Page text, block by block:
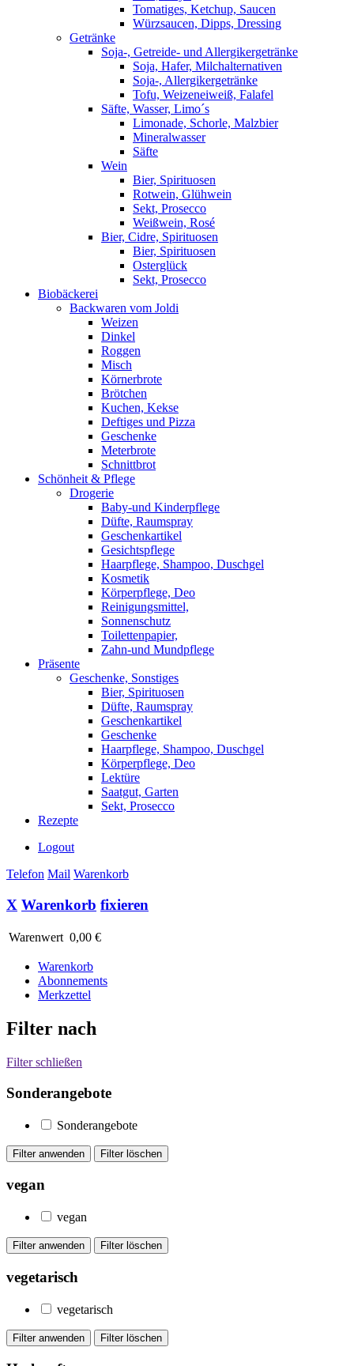
Tomatiges, Ketchup, Saucen
Würzsaucen, Dipps, Dressing
Getränke
Soja-, Getreide- und Allergikergetränke
Soja, Hafer, Milchalternativen
Soja-, Allergikergetränke
Tofu, Weizeneiweiß, Falafel
Säfte, Wasser, Limo´s
Limonade, Schorle, Malzbier
Mineralwasser
Säfte
Wein
Bier, Spirituosen
Rotwein, Glühwein
Sekt, Prosecco
Weißwein, Rosé
Bier, Cidre, Spirituosen
Bier, Spirituosen
Osterglück
Sekt, Prosecco
Biobäckerei
Backwaren vom Joldi
Weizen
Dinkel
Roggen
Misch
Körnerbrote
Brötchen
Kuchen, Kekse
Deftiges und Pizza
Geschenke
Meterbrote
Schnittbrot
Schönheit & Pflege
Drogerie
Baby-und Kinderpflege
Düfte, Raumspray
Geschenkartikel
Gesichtspflege
Haarpflege, Shampoo, Duschgel
Kosmetik
Körperpflege, Deo
Reinigungsmittel,
Sonnenschutz
Toilettenpapier,
Zahn-und Mundpflege
Präsente
Geschenke, Sonstiges
Bier, Spirituosen
Düfte, Raumspray
Geschenkartikel
Geschenke
Haarpflege, Shampoo, Duschgel
Körperpflege, Deo
Lektüre
Saatgut, Garten
Sekt, Prosecco
Rezepte
Logout
Telefon Mail Warenkorb
X Warenkorb fixieren
Warenwert 0,00 €
Warenkorb
Abonnements
Merkzettel
Filter nach
Filter schließen
Sonderangebote
Sonderangebote
vegan
vegan
vegetarisch
vegetarisch